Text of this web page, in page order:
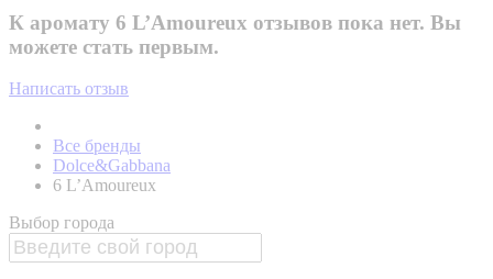
К аромату 6 L’Amoureux отзывов пока нет. Вы
можете стать первым.
Написать отзыв
Все бренды
Dolce&Gabbana
6 L’Amoureux
Выбор города